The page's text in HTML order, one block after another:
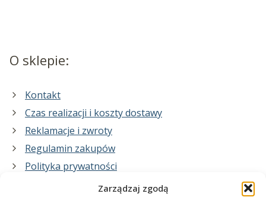
Zarządzaj zgodą
O sklepie:
Kontakt
Czas realizacji i koszty dostawy
Reklamacje i zwroty
Regulamin zakupów
Polityka prywatności